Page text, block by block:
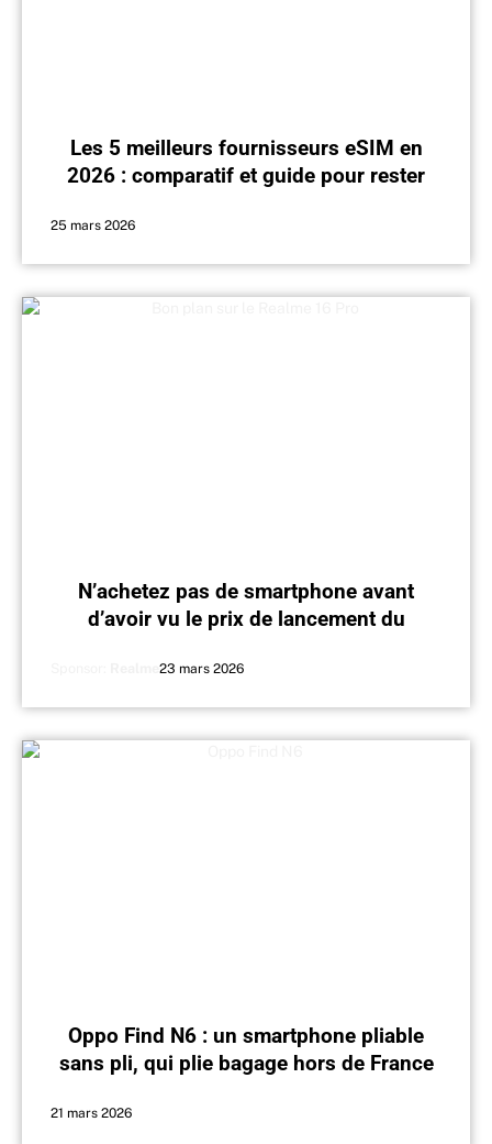
Les 5 meilleurs fournisseurs eSIM en
2026 : comparatif et guide pour rester
25 mars 2026
N’achetez pas de smartphone avant
d’avoir vu le prix de lancement du
Realme23 mars 2026
Oppo Find N6 : un smartphone pliable
sans pli, qui plie bagage hors de France
21 mars 2026